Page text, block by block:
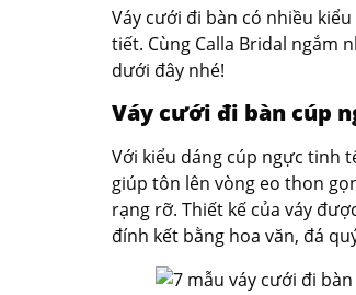
Váy cưới đi bàn có nhiều
tiết. Cùng Calla Bridal ngắm
dưới đây nhé!
Váy cưới đi bàn cúp
Với kiểu dáng cúp ngực tinh
giúp tôn lên vòng eo thon
rạng rỡ. Thiết kế của váy
đính kết bằng hoa văn, đá